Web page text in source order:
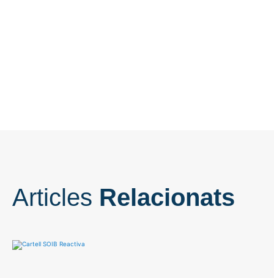
Articles Relacionats